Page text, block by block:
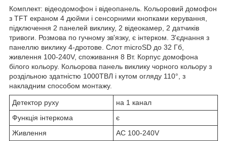
Комплект: відеодомофон і відеопанель. Кольоровий домофон
з TFT екраном 4 дюйми і сенсорними кнопками керування,
підключення 2 панелей виклику, 2 відеокамер, 2 датчиків
тривоги. Розмова по гучному зв'язку, є інтерком. З'єднання з
панеллю виклику 4-дротове. Слот microSD до 32 Гб,
живлення 100-240V, споживання 8 Вт. Корпус домофона
білого кольору. Кольорова панель виклику чорного кольору з
роздільною здатністю 1000ТВЛ і кутом огляду 110°, з
накладним способом монтажу.
Детектор руху
на 1 канал
Функція інтеркома
є
Живлення
AC 100-240V